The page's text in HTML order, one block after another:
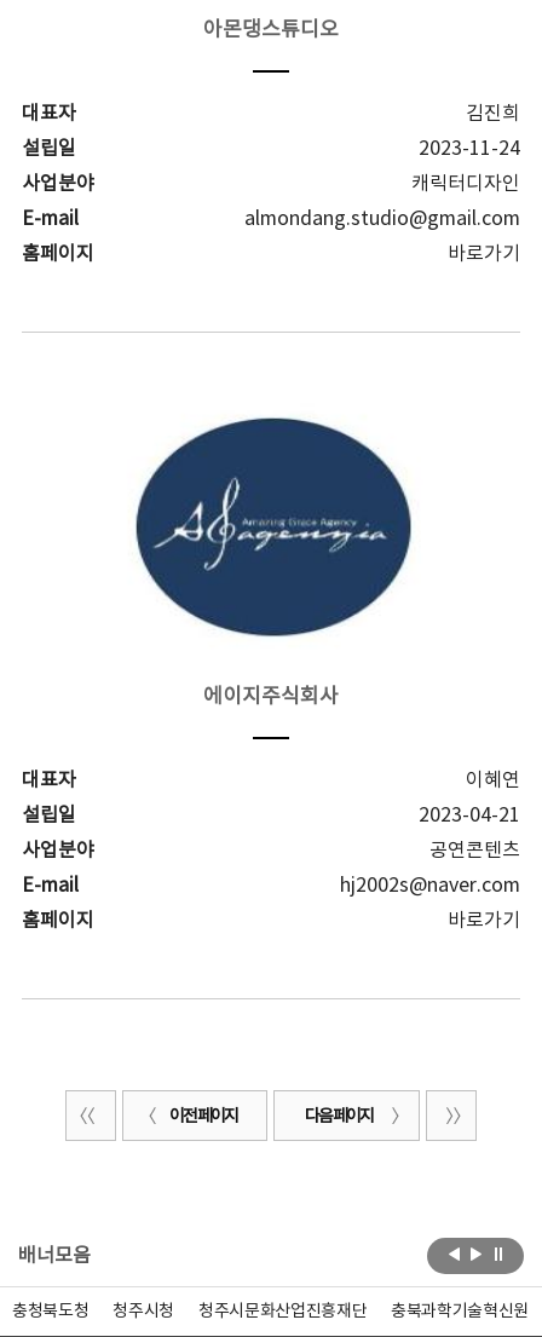
아몬댕스튜디오
대표자
김진희
설립일
2023-11-24
사업분야
캐릭터디자인
E-mail
almondang.studio@gmail.com
홈페이지
바로가기
에이지주식회사
대표자
이혜연
설립일
2023-04-21
사업분야
공연콘텐츠
E-mail
hj2002s@naver.com
홈페이지
바로가기
이전 페이지 다음 페이지
배너모음
충청북도청 청주시청 청주시문화산업진흥재단 충북과학기술혁신원